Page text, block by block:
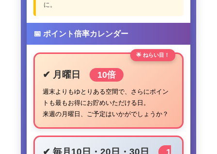
に。
📅 ポイント倍率カレンダー
🌟 ねらい目！
✔ 月曜日 10倍
週末よりもゆとりある空間で、さらにポイン
トも最もお得にお貯めいただける日。
来週の月曜日、ご予定はいかがでしょうか？
✔ 毎月10日・20日・30日
1